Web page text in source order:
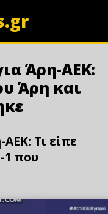
Άρη-ΑΕΚ:
Άρη και
Τι είπε
1 που